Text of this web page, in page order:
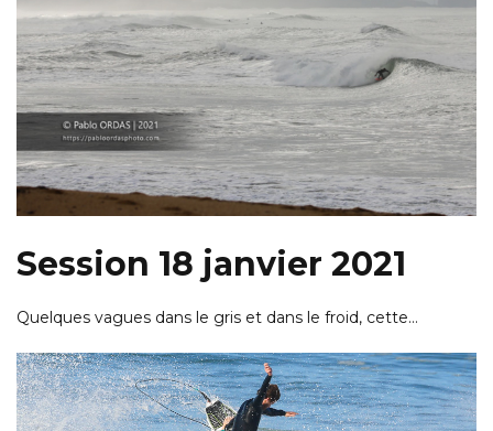
Session 18 janvier 2021
Quelques vagues dans le gris et dans le froid, cette…